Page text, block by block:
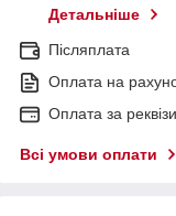
Детальніше
Післяплата
Оплата на
Оплата за
Всі умови оплати